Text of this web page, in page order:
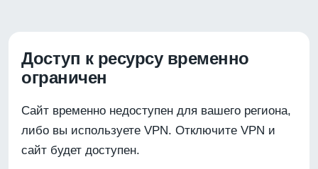
Доступ к ресурсу временно
ограничен
Сайт временно недоступен для вашего региона,
либо вы используете VPN. Отключите VPN и
сайт будет доступен.